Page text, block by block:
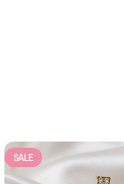
SALE